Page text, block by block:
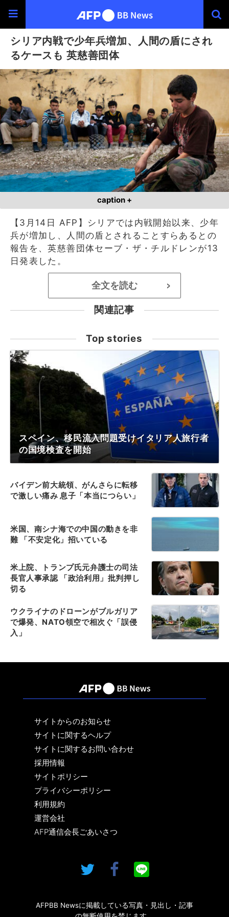
シリア内戦で少年兵増加、人間の盾にされ
るケースも 英慈善団体
caption +
【3月14日 AFP】シリアでは内戦開始以来、少年
兵が増加し、人間の盾とされることすらあるとの
報告を、英慈善団体セーブ・ザ・チルドレンが13
日発表した。
全文を読む >
関連記事
Top stories
スペイン、移民流入問題受けイタリア人旅行者
の国境検査を開始
バイデン前大統領、がんさらに転移
で激しい痛み 息子「本当につらい」
米国、南シナ海での中国の動きを非
難 「不安定化」招いている
米上院、トランプ氏元弁護士の司法
長官人事承認 「政治利用」批判押し
切る
ウクライナのドローンがブルガリア
で爆発、NATO領空で相次ぐ「誤侵
入」
サイトからのお知らせ
サイトに関するヘルプ
サイトに関するお問い合わせ
採用情報
サイトポリシー
プライバシーポリシー
利用規約
運営会社
AFP通信会長ごあいさつ
AFPBB Newsに掲載している写真・見出し・記事